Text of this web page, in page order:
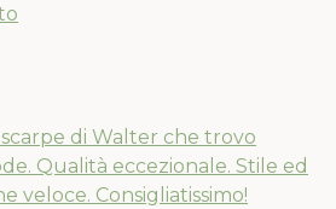
di Walter che trovo
Qualità eccezionale. Stile ed
veloce. Consigliatissimo!
fino al 70%
prima della
entro il 5/08